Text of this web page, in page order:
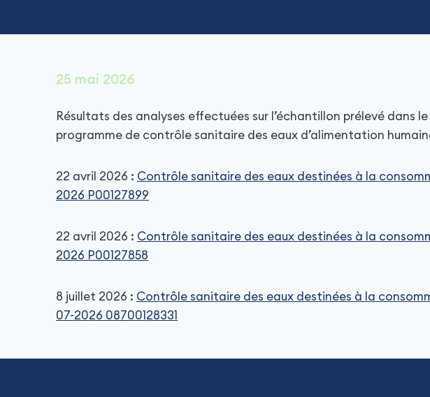
25 mai 2026
Résultats des analyses effectuées sur l’échantillon prélevé dans
programme de contrôle sanitaire des eaux d’alimentation
22 avril 2026 : Contrôle sanitaire des eaux destinées à la
2026 P00127899
22 avril 2026 : Contrôle sanitaire des eaux destinées à la
2026 P00127858
8 juillet 2026 : Contrôle sanitaire des eaux destinées à la
07-2026 08700128331